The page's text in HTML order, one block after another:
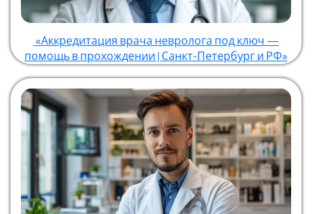
«Аккредитация врача невролога под ключ —
помощь в прохождении | Санкт-Петербург и РФ»